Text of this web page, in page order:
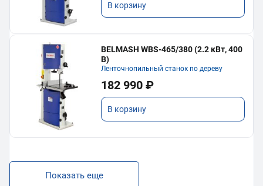
В корзину
BELMASH WBS-465/380 (2.2 кВт, 400
В)
Ленточнопильный станок по дереву
182 990 ₽
В корзину
Показать еще